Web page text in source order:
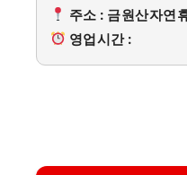
주소 : 금원산자연
영업시간 :